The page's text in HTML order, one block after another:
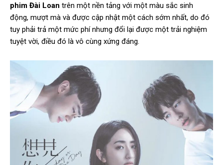
phim Đài Loan trên một nền tảng với một màu sắc sinh
động, mượt mà và được cập nhật một cách sớm nhất, do đó
tuy phải trả một mức phí nhưng đổi lại được một trải nghiệm
tuyệt vời, điều đó là vô cùng xứng đáng.